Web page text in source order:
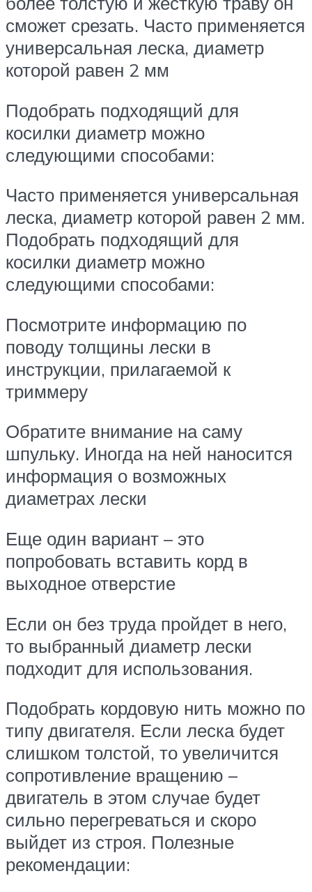
сможет срезать. Часто применяется
универсальная леска, диаметр
которой равен 2 мм
Подобрать подходящий для
косилки диаметр можно
следующими способами:
Часто применяется универсальная
леска, диаметр которой равен 2 мм.
Подобрать подходящий для
косилки диаметр можно
следующими способами:
Посмотрите информацию по
поводу толщины лески в
инструкции, прилагаемой к
триммеру
Обратите внимание на саму
шпульку. Иногда на ней наносится
информация о возможных
диаметрах лески
Еще один вариант – это
попробовать вставить корд в
выходное отверстие
Если он без труда пройдет в него,
то выбранный диаметр лески
подходит для использования.
Подобрать кордовую нить можно по
типу двигателя. Если леска будет
слишком толстой, то увеличится
сопротивление вращению –
двигатель в этом случае будет
сильно перегреваться и скоро
выйдет из строя. Полезные
рекомендации: